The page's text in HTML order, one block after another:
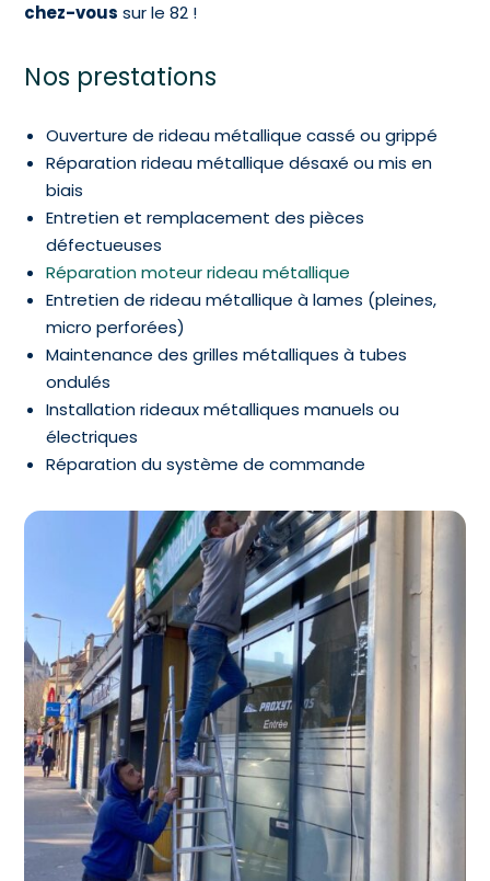
chez-vous sur le 82 !
Nos prestations
Ouverture de rideau métallique cassé ou grippé
Réparation rideau métallique désaxé ou mis en
biais
Entretien et remplacement des pièces
défectueuses
Réparation moteur rideau métallique
Entretien de rideau métallique à lames (pleines,
micro perforées)
Maintenance des grilles métalliques à tubes
ondulés
Installation rideaux métalliques manuels ou
électriques
Réparation du système de commande